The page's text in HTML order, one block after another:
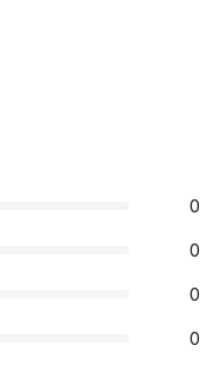
0
0
0
0